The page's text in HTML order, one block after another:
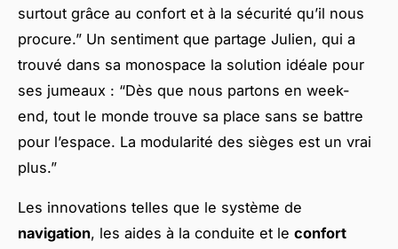
surtout grâce au confort et à la sécurité qu’il nous
procure.” Un sentiment que partage Julien, qui a
trouvé dans sa monospace la solution idéale pour
ses jumeaux : “Dès que nous partons en week-
end, tout le monde trouve sa place sans se battre
pour l’espace. La modularité des sièges est un vrai
plus.”
Les innovations telles que le système de
navigation, les aides à la conduite et le confort